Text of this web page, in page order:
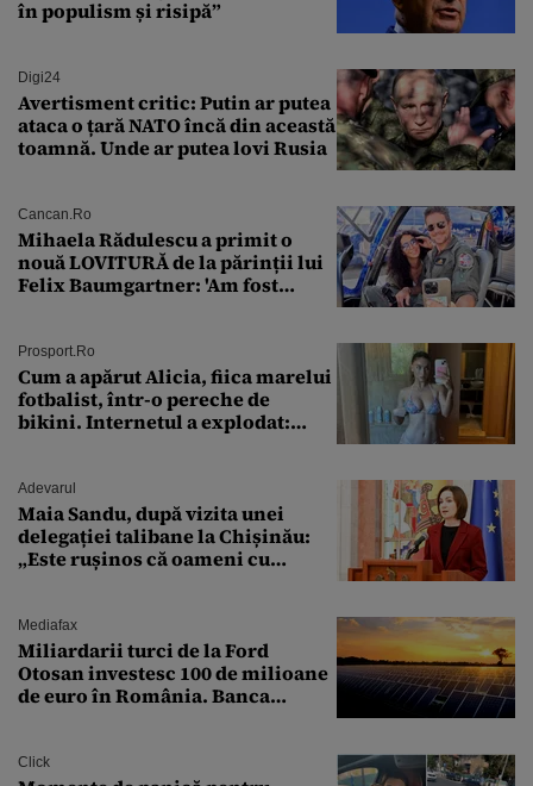
în populism și risipă”
Digi24
Avertisment critic: Putin ar putea
ataca o țară NATO încă din această
toamnă. Unde ar putea lovi Rusia
Cancan.ro
Mihaela Rădulescu a primit o
nouă LOVITURĂ de la părinții lui
Felix Baumgartner: 'Am fost
Prosport.ro
Cum a apărut Alicia, fiica marelui
fotbalist, într-o pereche de
bikini. Internetul a explodat:
Adevarul
Maia Sandu, după vizita unei
delegației talibane la Chișinău:
„Este rușinos că oameni cu
Mediafax
Miliardarii turci de la Ford
Otosan investesc 100 de milioane
de euro în România. Banca
Click